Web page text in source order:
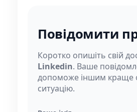
Повідомити
Коротко опишіть свій
Linkedin. Ваше
допоможе іншим краще
ситуацію.